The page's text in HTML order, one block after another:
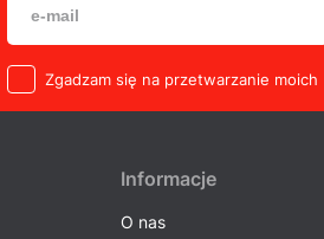
Zgadzam się na przetwarzanie moich
Informacje
O nas